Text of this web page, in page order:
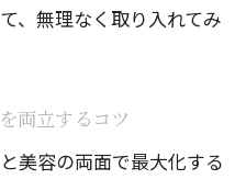
素でスタミナアップ
すめのアスパラガス
、無理なく取り入れてみ
両立するコツ
美容の両面で最大化する